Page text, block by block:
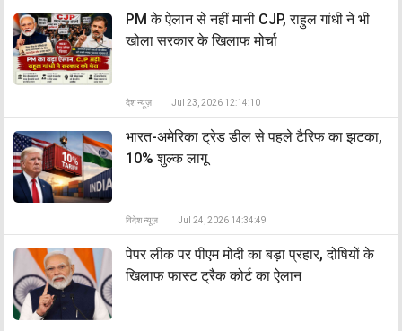
PM के ऐलान से नहीं मानी CJP, राहुल गांधी ने भी
खोला सरकार के खिलाफ मोर्चा
देश न्यूज़ Jul 23, 2026 12:14:10
भारत-अमेरिका ट्रेड डील से पहले टैरिफ का झटका,
10% शुल्क लागू
विदेश न्यूज़ Jul 24, 2026 14:34:49
पेपर लीक पर पीएम मोदी का बड़ा प्रहार, दोषियों के
खिलाफ फास्ट ट्रैक कोर्ट का ऐलान